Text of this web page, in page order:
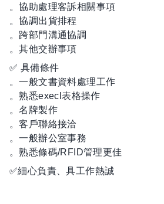
。協助處理客訴相關事項
。協調出貨排程
。跨部門溝通協調
。其他交辦事項
✅ 具備條件
。一般文書資料處理工作
。熟悉execl表格操作
。名牌製作
。客戶聯絡接洽
。一般辦公室事務
。熟悉條碼/RFID管理更佳
✅細心負責、具工作熱誠